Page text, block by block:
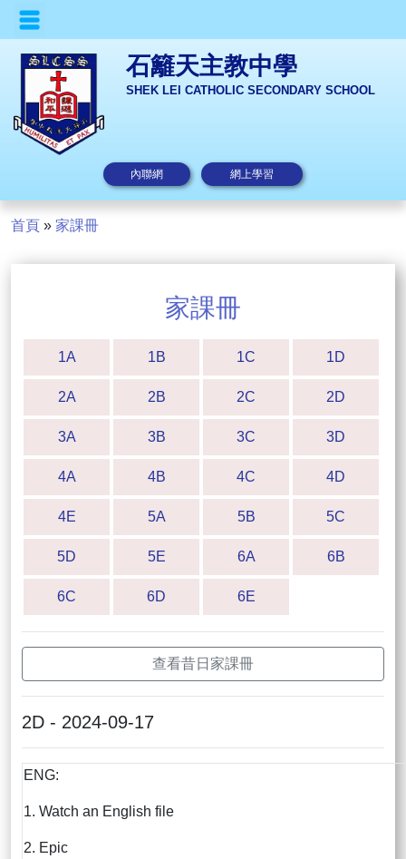
石籬天主教中學
SHEK LEI CATHOLIC SECONDARY SCHOOL
內聯網 網上學習
首頁 » 家課冊
家課冊
1A 1B 1C 1D
2A 2B 2C 2D
3A 3B 3C 3D
4A 4B 4C 4D
4E 5A 5B 5C
5D 5E 6A 6B
6C 6D 6E
查看昔日家課冊
2D - 2024-09-17
ENG:
1. Watch an English file
2. Epic